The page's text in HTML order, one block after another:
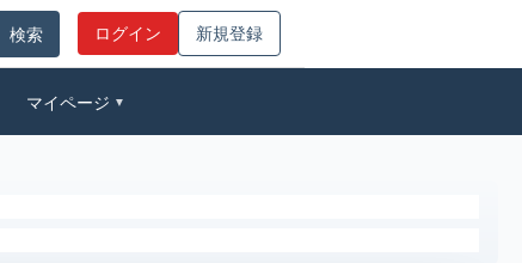
ログイン 新規登録
マイページ ▼